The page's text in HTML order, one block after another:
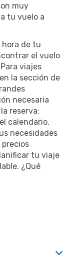
muy
tu vuelo a
hora de tu
el vuelo
viajes
la sección de
necesaria
reserva:
calendario,
necesidades
tu viaje
¿Qué